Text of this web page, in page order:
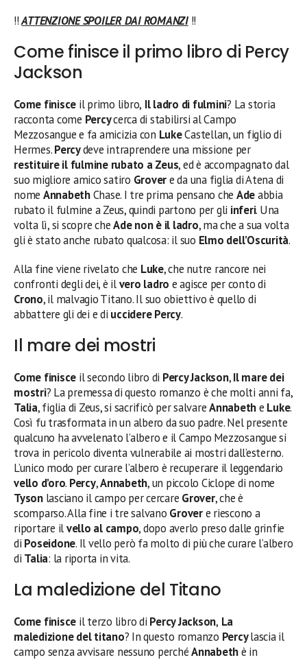
!!ATTENZIONE SPOILER DAI ROMANZI!!
Come finisce il primo libro di Percy
Jackson
Come finisce il primo libro, Il ladro di fulmini? La storia
racconta come Percycerca di stabilirsi al Campo
Mezzosangue e fa amicizia con LukeCastellan, un figlio di
Hermes.Percydeve intraprendere una missione per
restituire il fulmine rubato a Zeus, ed è accompagnato dal
suo migliore amico satiro Grovere da una figlia di Atena di
nome AnnabethChase. I tre prima pensano che Adeabbia
rubato il fulmine a Zeus, quindi partono per gli inferi. Una
volta lì, si scopre cheAde non è il ladro, ma che a sua volta
gli è stato anche rubato qualcosa: il suo Elmo dell’Oscurità.
Alla fine viene rivelato che Luke, che nutre rancore nei
confronti degli dei, è ilvero ladro e agisce per conto di
Crono, il malvagio Titano. Il suo obiettivo è quello di
abbattere gli dei e di uccidere Percy.
Il mare dei mostri
Come finisce il secondo libro di Percy Jackson,Il mare dei
mostri? La premessa di questo romanzo è che molti anni fa,
Talia, figlia di Zeus, si sacrificò per salvareAnnabethe Luke.
Così fu trasformata in un albero da suo padre. Nel presente
qualcuno ha avvelenato l’albero e il Campo Mezzosangue si
trova in pericolo diventa vulnerabile ai mostri dall’esterno.
L’unico modo per curare l’albero è recuperare il leggendario
vello d’oro. Percy,Annabeth, un piccolo Ciclope di nome
Tyson lasciano il campo per cercare Grover, che è
scomparso. Alla fine i tre salvano Grovere riescono a
riportare ilvello al campo, dopo averlo preso dalle grinfie
di Poseidone. Il vello però fa molto di più che curare l’albero
di Talia: la riporta in vita.
La maledizione del Titano
Come finisce il terzo libro di Percy Jackson, La
maledizione del titano? In questo romanzo Percylascia il
campo senza avvisare nessuno perchéAnnabethè in